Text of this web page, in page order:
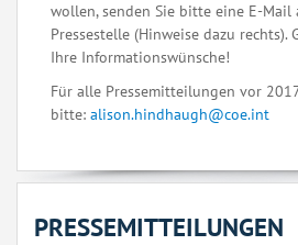
wollen, senden Sie bitte eine E-Mail
Pressestelle (Hinweise dazu rechts).
Ihre Informationswünsche!
Für alle Pressemitteilungen vor
bitte: alison.hindhaugh@coe.int
PRESSEMITTEILUNGEN